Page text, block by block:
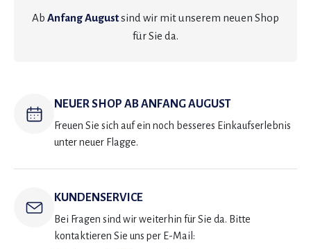
Ab Anfang Augustsind wir mit unserem neuen Shop
für Sie da.
NEUER SHOP AB ANFANG AUGUST
Freuen Sie sich auf ein noch besseres Einkaufserlebnis
unter neuer Flagge.
KUNDENSERVICE
Bei Fragen sind wir weiterhin für Sie da. Bitte
kontaktieren Sie uns per E-Mail: